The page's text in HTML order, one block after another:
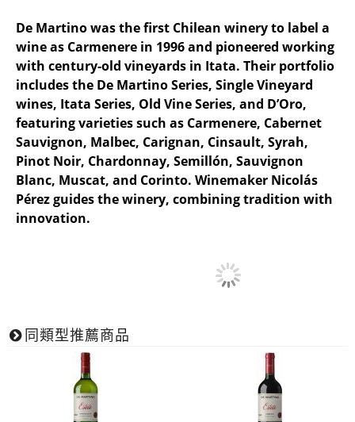
De Martino was the first Chilean winery to label a
wine as Carmenere in 1996 and pioneered working
with century-old vineyards in Itata. Their portfolio
includes the De Martino Series, Single Vineyard
wines, Itata Series, Old Vine Series, and D’Oro,
featuring varieties such as Carmenere, Cabernet
Sauvignon, Malbec, Carignan, Cinsault, Syrah,
Pinot Noir, Chardonnay, Semillón, Sauvignon
Blanc, Muscat, and Corinto. Winemaker Nicolás
Pérez guides the winery, combining tradition with
innovation.
同類型推薦商品